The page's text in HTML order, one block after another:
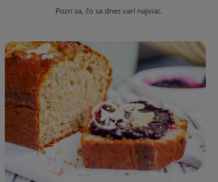
Pozri sa, čo sa dnes varí najviac.